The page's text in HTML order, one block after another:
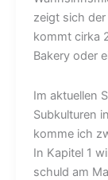
zeigt sich
kommt cirka
Bakery oder
Im aktuellen
Subkulturen
komme ich
In Kapitel 1
schuld am